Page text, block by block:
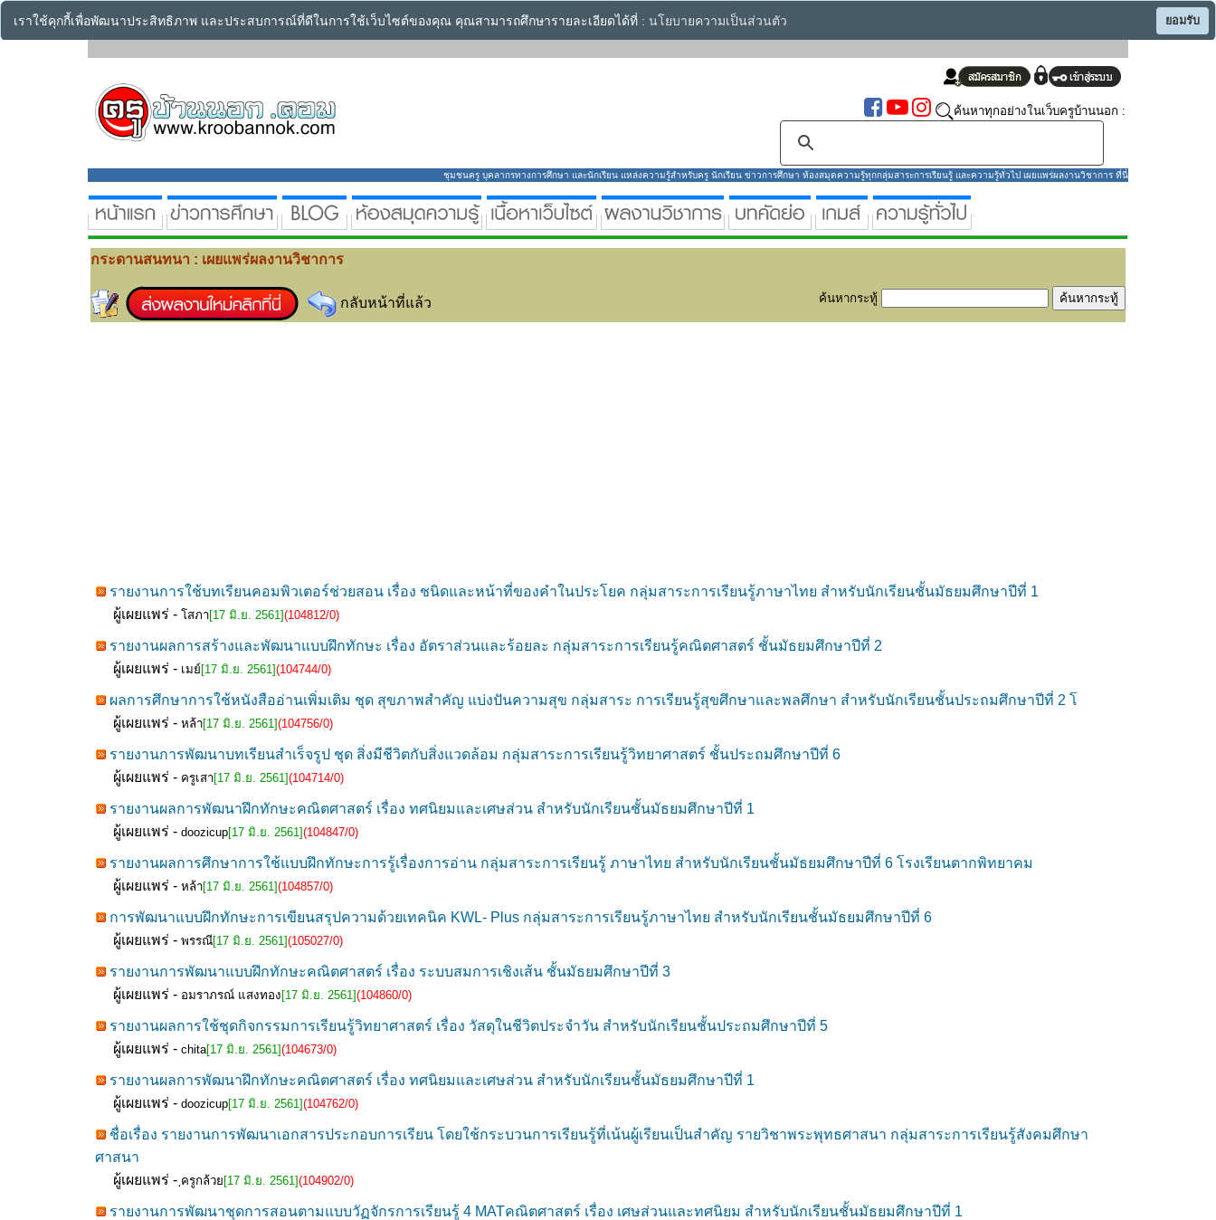
เราใช้คุกกี้เพื่อพัฒนาประสิทธิภาพ และประสบการณ์ที่ดีในการใช้เว็บไซต์ของคุณ คุณสามารถศึกษารายละเอียดได้ที่ : นโยบายความเป็นส่วนตัว ยอมรับ
ค้นหาทุกอย่างในเว็บครูบ้านนอก :
ชุมชนครู บุคลากรทางการศึกษา และนักเรียน แหล่งความรู้สำหรับครู นักเรียน ข่าวการศึกษา ห้องสมุดความรู้ทุกกลุ่มสาระการเรียนรู้ และความรู้ทั่วไป เผยแพร่ผลงานวิชาการ ที่นี่
กระดานสนทนา : เผยแพร่ผลงานวิชาการ
กลับหน้าที่แล้ว ค้นหากระทู้
รายงานการใช้บทเรียนคอมพิวเตอร์ช่วยสอน เรื่อง ชนิดและหน้าที่ของคำในประโยค กลุ่มสาระการเรียนรู้ภาษาไทย สำหรับนักเรียนชั้นมัธยมศึกษาปีที่ 1
ผู้เผยแพร่ - โสภา[17 มิ.ย. 2561](104812/0)
รายงานผลการสร้างและพัฒนาแบบฝึกทักษะ เรื่อง อัตราส่วนและร้อยละ กลุ่มสาระการเรียนรู้คณิตศาสตร์ ชั้นมัธยมศึกษาปีที่ 2
ผู้เผยแพร่ - เมย์ [17 มิ.ย. 2561](104744/0)
ผลการศึกษาการใช้หนังสืออ่านเพิ่มเติม ชุด สุขภาพสำคัญ แบ่งปันความสุข กลุ่มสาระ การเรียนรู้สุขศึกษาและพลศึกษา สำหรับนักเรียนชั้นประถมศึกษาปีที่ 2 โ
ผู้เผยแพร่ - หล้า[17 มิ.ย. 2561](104756/0)
รายงานการพัฒนาบทเรียนสำเร็จรูป ชุด สิ่งมีชีวิตกับสิ่งแวดล้อม กลุ่มสาระการเรียนรู้วิทยาศาสตร์ ชั้นประถมศึกษาปีที่ 6
ผู้เผยแพร่ - ครูเสา[17 มิ.ย. 2561](104714/0)
รายงานผลการพัฒนาฝึกทักษะคณิตศาสตร์ เรื่อง ทศนิยมและเศษส่วน สำหรับนักเรียนชั้นมัธยมศึกษาปีที่ 1
ผู้เผยแพร่ - doozicup[17 มิ.ย. 2561](104847/0)
รายงานผลการศึกษาการใช้แบบฝึกทักษะการรู้เรื่องการอ่าน กลุ่มสาระการเรียนรู้ ภาษาไทย สำหรับนักเรียนชั้นมัธยมศึกษาปีที่ 6 โรงเรียนตากพิทยาคม
ผู้เผยแพร่ - หล้า[17 มิ.ย. 2561](104857/0)
การพัฒนาแบบฝึกทักษะการเขียนสรุปความด้วยเทคนิค KWL- Plus กลุ่มสาระการเรียนรู้ภาษาไทย สำหรับนักเรียนชั้นมัธยมศึกษาปีที่ 6
ผู้เผยแพร่ - พรรณี[17 มิ.ย. 2561](105027/0)
รายงานการพัฒนาแบบฝึกทักษะคณิตศาสตร์ เรื่อง ระบบสมการเชิงเส้น ชั้นมัธยมศึกษาปีที่ 3
ผู้เผยแพร่ - อมราภรณ์ แสงทอง [17 มิ.ย. 2561](104860/0)
รายงานผลการใช้ชุดกิจกรรมการเรียนรู้วิทยาศาสตร์ เรื่อง วัสดุในชีวิตประจำวัน สำหรับนักเรียนชั้นประถมศึกษาปีที่ 5
ผู้เผยแพร่ - chita[17 มิ.ย. 2561](104673/0)
รายงานผลการพัฒนาฝึกทักษะคณิตศาสตร์ เรื่อง ทศนิยมและเศษส่วน สำหรับนักเรียนชั้นมัธยมศึกษาปีที่ 1
ผู้เผยแพร่ - doozicup[17 มิ.ย. 2561](104762/0)
ชื่อเรื่อง รายงานการพัฒนาเอกสารประกอบการเรียน โดยใช้กระบวนการเรียนรู้ที่เน้นผู้เรียนเป็นสำคัญ รายวิชาพระพุทธศาสนา กลุ่มสาระการเรียนรู้สังคมศึกษา
ศาสนา
ผู้เผยแพร่ - ฺครูกล้วย [17 มิ.ย. 2561](104902/0)
รายงานการพัฒนาชุดการสอนตามแบบวัฏจักรการเรียนรู้ 4 MATคณิตศาสตร์ เรื่อง เศษส่วนและทศนิยม สำหรับนักเรียนชั้นมัธยมศึกษาปีที่ 1